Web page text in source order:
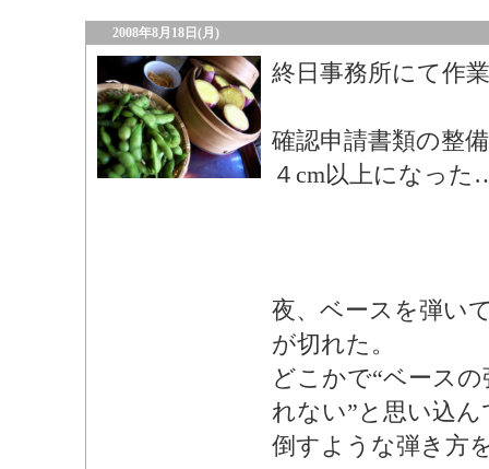
2008年8月18日(月)
終日事務所にて作
確認申請書類の整
４cm以上になっ
夜、ベースを弾い
が切れた。
どこかで“ベース
れない”と思い込
倒すような弾き方